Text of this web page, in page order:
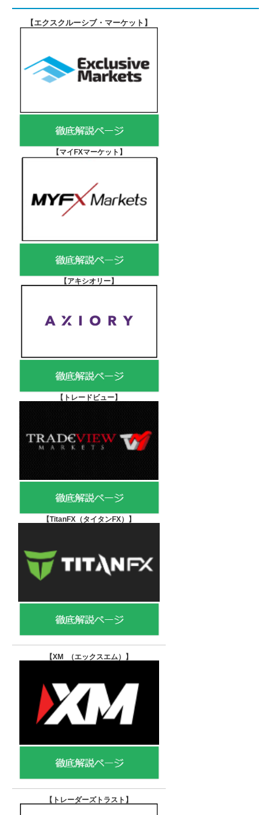
【エクスクルーシブ・マーケット 】
【マイFXマーケット 】
【アキシオリー】
【 トレードビュー】
【TitanFX（タイタンFX） 】
【XM （エックスエム） 】
【トレーダーズトラスト 】